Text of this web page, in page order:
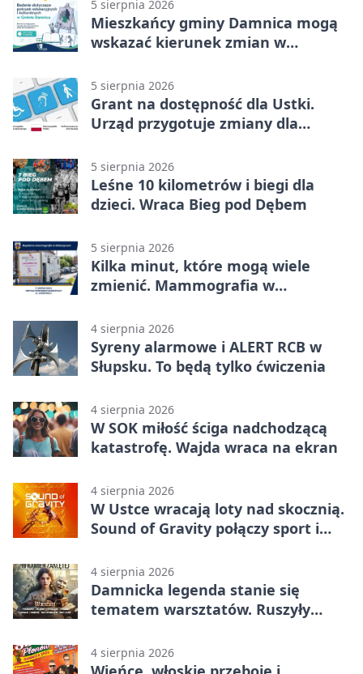
5 sierpnia 2026
Mieszkańcy gminy Damnica mogą
wskazać kierunek zmian w
5 sierpnia 2026
Grant na dostępność dla Ustki.
Urząd przygotuje zmiany dla
5 sierpnia 2026
Leśne 10 kilometrów i biegi dla
dzieci. Wraca Bieg pod Dębem
5 sierpnia 2026
Kilka minut, które mogą wiele
zmienić. Mammografia w
4 sierpnia 2026
Syreny alarmowe i ALERT RCB w
Słupsku. To będą tylko ćwiczenia
4 sierpnia 2026
W SOK miłość ściga nadchodzącą
katastrofę. Wajda wraca na ekran
4 sierpnia 2026
W Ustce wracają loty nad skocznią.
Sound of Gravity połączy sport i
4 sierpnia 2026
Damnicka legenda stanie się
tematem warsztatów. Ruszyły
4 sierpnia 2026